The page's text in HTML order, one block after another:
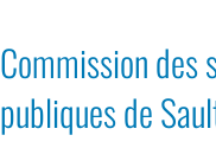
Commission des
publiques de